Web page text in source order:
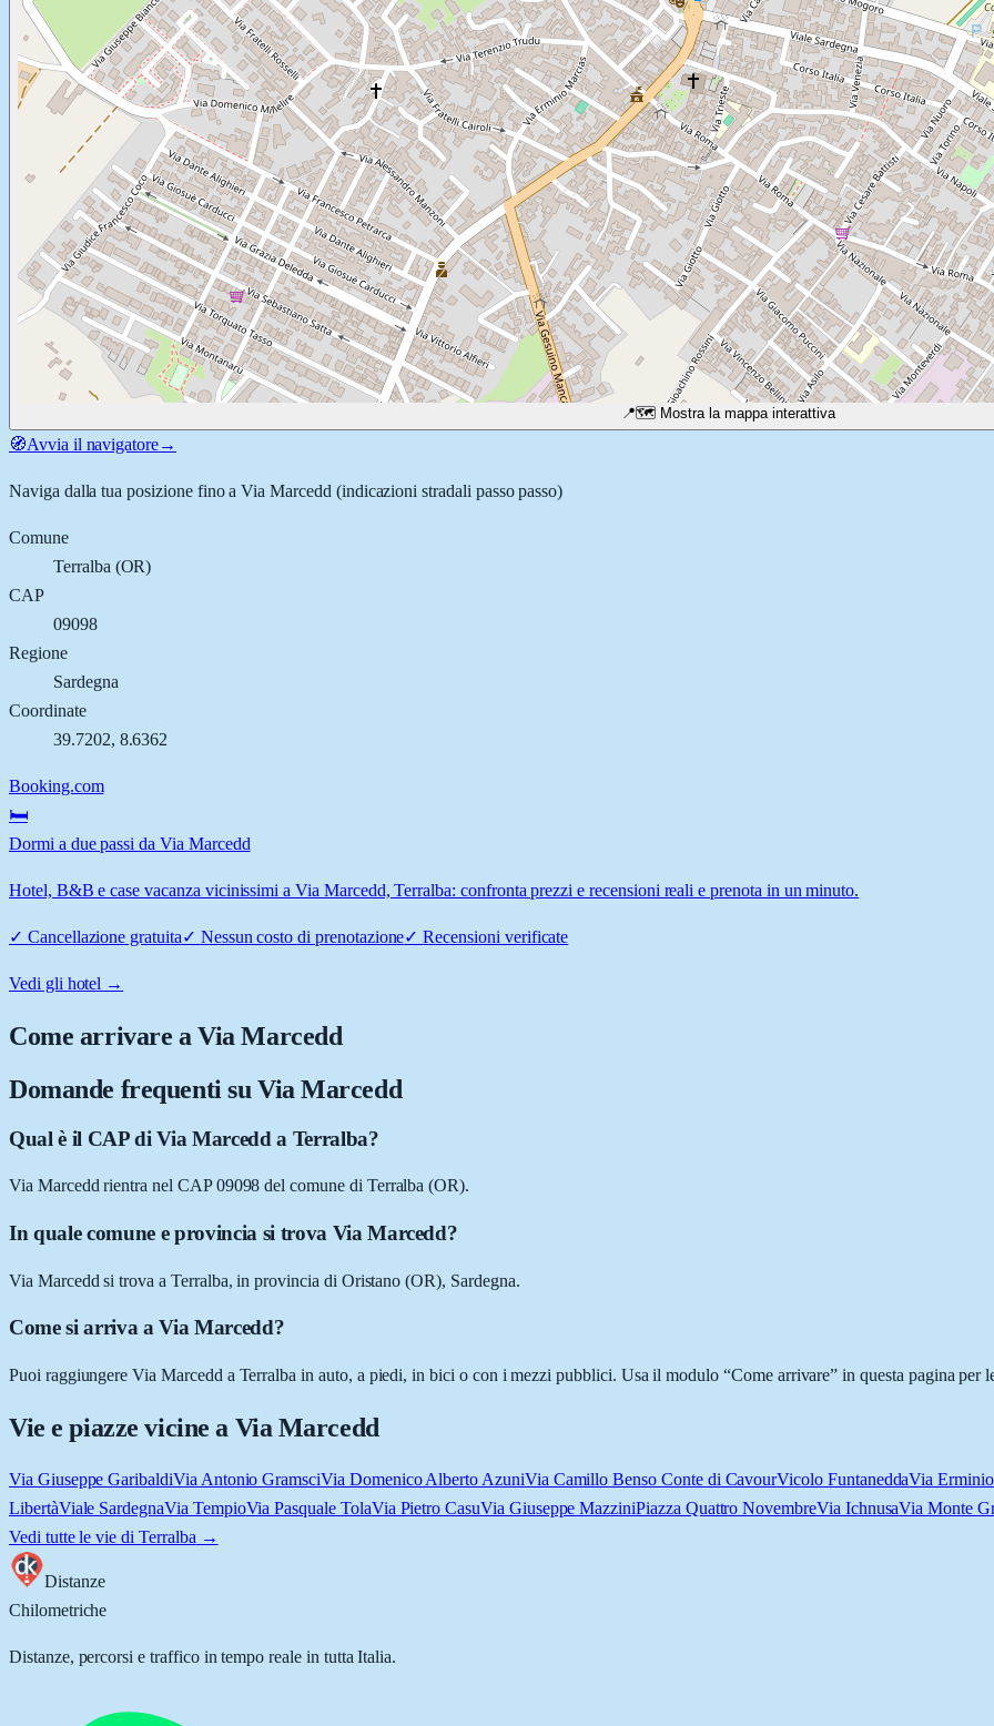
📍🗺️ Mostra la mappa interattiva
🧭Avvia il navigatore→
Naviga dalla tua posizione fino aVia Marcedd (indicazioni stradali passo passo)
Comune
Terralba (OR)
CAP
09098
Regione
Sardegna
Coordinate
39.7202, 8.6362
Booking.com
🛏️
Dormi a due passi da Via Marcedd
Hotel, B&B e case vacanza vicinissimi a Via Marcedd, Terralba: confronta prezzi e recensioni reali e prenota in un minuto.
✓ Cancellazione gratuita✓ Nessun costo di prenotazione✓Recensioni verificate
Vedi gli hotel →
Come arrivare aVia Marcedd
Domande frequenti su Via Marcedd
Qual è il CAP di Via Marcedd a Terralba?
Via Marcedd rientra nel CAP 09098 del comune di Terralba (OR).
In quale comune e provincia si trova Via Marcedd?
Via Marcedd si trova a Terralba, in provincia di Oristano (OR), Sardegna.
Come si arriva a Via Marcedd?
Puoi raggiungere Via Marcedd a Terralba in auto, a piedi, in bici o con i mezzi pubblici. Usa il modulo “Come arrivare” in questa pagina per
Vie e piazze vicine a Via Marcedd
Via Giuseppe GaribaldiVia Antonio GramsciVia Domenico Alberto AzuniVia Camillo Benso Conte di CavourVicolo FuntaneddaVia
LibertàViale SardegnaVia TempioVia Pasquale TolaVia Pietro CasuVia Giuseppe MazziniPiazza Quattro NovembreVia IchnusaVia Monte
Vedi tutte le vie di Terralba →
Distanze
Chilometriche
Distanze, percorsi e traffico in tempo reale in tutta Italia.